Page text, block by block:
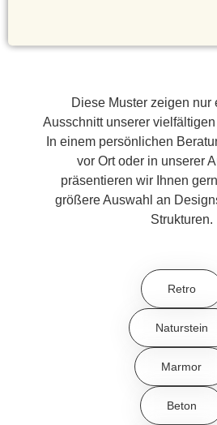
Diese Muster zeigen nur
Ausschnitt unserer
In einem persönlichen
vor Ort oder in unserer
präsentieren wir Ihnen
größere Auswahl an
Strukturen.
Retro
Naturstein
Marmor
Beton